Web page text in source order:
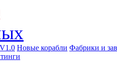
Новые корабли Фабрики и